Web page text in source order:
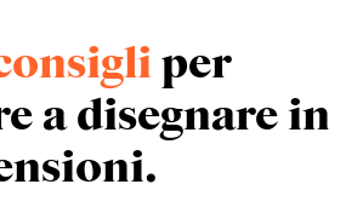
per
a disegnare in